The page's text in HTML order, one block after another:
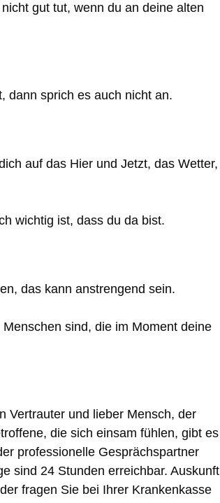
gut tut, wenn du an deine alten
dann sprich es auch nicht an.
auf das Hier und Jetzt, das Wetter,
wichtig ist, dass du da bist.
das kann anstrengend sein.
sind, die im Moment deine
Vertrauter und lieber Mensch, der
die sich einsam fühlen, gibt es
professionelle Gesprächspartner
sind 24 Stunden erreichbar. Auskunft
fragen Sie bei Ihrer Krankenkasse